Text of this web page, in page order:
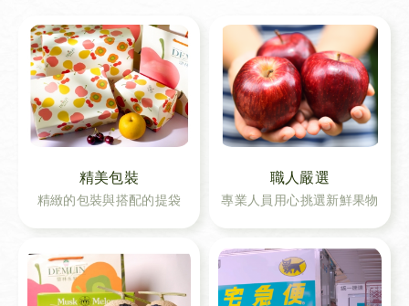
精美包裝
精緻的包裝與搭配的提袋
職人嚴選
專業人員用心挑選新鮮果物